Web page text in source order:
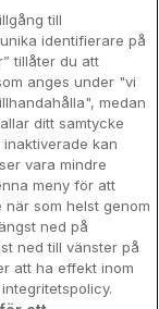
till
identifierare på
tillåter du att
anges under "vi
medan
ditt samtycke
kan
vara mindre
meny för att
som helst genom
ned på
ned till vänster på
att ha effekt inom